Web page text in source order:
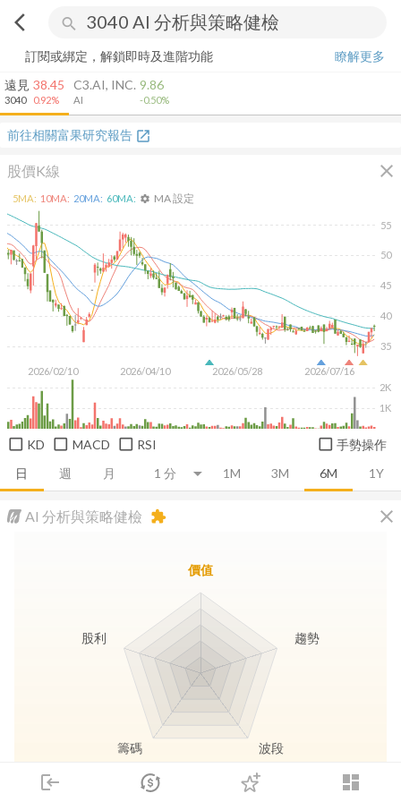
arrow_back_ios search
login dashboard
市場 登入
訂閱或綁定，解鎖即時及進階功能
瞭解更多
遠見
3040
38.45
0.92%
C3.AI, INC.
AI
9.86
-0.50%
前往相關富果研究報告 open_in_new
股價K線 close
日 週 月 1M 3M 6M 1Y
2026/02/10 2026/04/10 2026/05/28 2026/07/16
35
40
45
50
55
1K
2K
5MA: 10MA: 20MA: 60MA: settings MA 設定
KD MACD RSI 手勢操作
AI 分析與策略健檢 close
extension
趨勢動能 波段訊號
價值
趨勢
波段
籌碼
股利